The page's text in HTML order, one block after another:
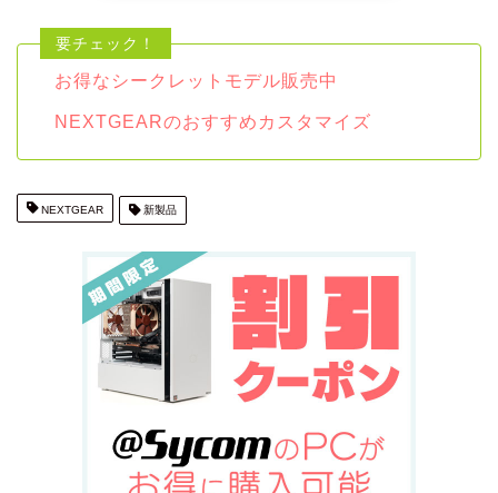
お得なシークレットモデル販売中
NEXTGEARのおすすめカスタマイズ
NEXTGEAR 新製品